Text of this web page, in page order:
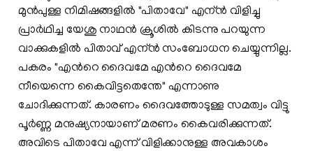
മുന്‍പുള്ള നിമിഷങ്ങളില്‍ "പിതാവേ" എന്ന്‍ വിളിച്ചു
പ്രാര്‍ഥിച്ച യേശു നാഥന്‍ ക്രൂശില്‍ കിടന്നു പറയുന്ന
വാക്കുകളില്‍ പിതാവ് എന്ന്‍ സംബോധന ചെയ്യുന്നില്ല.
പകരം "എന്‍റെ ദൈവമേ എന്‍റെ ദൈവമേ
നീയെന്നെ കൈവിട്ടതെന്തേ" എന്നാണു
ചോദിക്കുന്നത്. കാരണം ദൈവത്തോടുള്ള സമത്വം വിട്ടു
പൂര്‍ണ്ണ മനുഷ്യനായാണ് മരണം കൈവരിക്കുന്നത്.
അവിടെ പിതാവേ എന്ന് വിളിക്കാനുള്ള അവകാശം